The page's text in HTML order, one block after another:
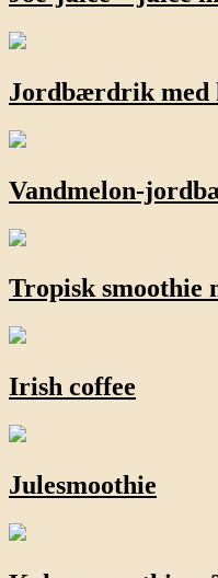
Jordbærdrik med
Vandmelon-
Tropisk smoothie
Irish coffee
Julesmoothie